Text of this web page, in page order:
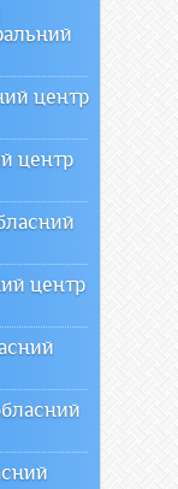
центр
центр
центр